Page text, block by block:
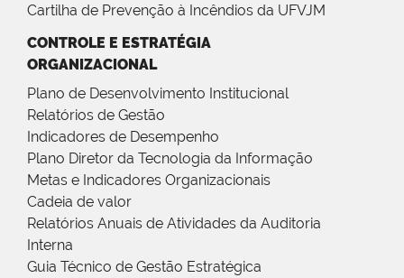
Cartilha de Prevenção à Incêndios da UFVJM
CONTROLE E ESTRATÉGIA
ORGANIZACIONAL
Plano de Desenvolvimento Institucional
Relatórios de Gestão
Indicadores de Desempenho
Plano Diretor da Tecnologia da Informação
Metas e Indicadores Organizacionais
Cadeia de valor
Relatórios Anuais de Atividades da Auditoria
Interna
Guia Técnico de Gestão Estratégica